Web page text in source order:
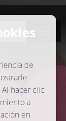
de
hacer clic
a
en